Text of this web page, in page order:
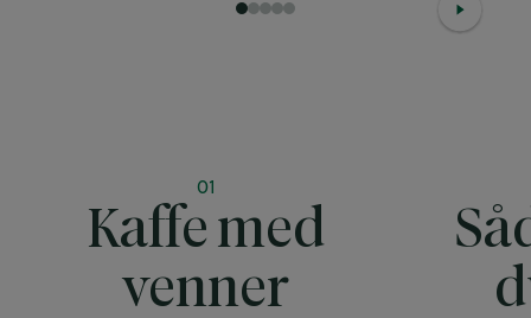
1 234
01
Kaffe med
venner